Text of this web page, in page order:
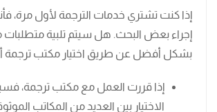
إذا كنت تشتري خدمات الترجمة لأول مرة،
إجراء بعض البحث. هل سيتم تلبية
بشكل أفضل عن طريق اختيار مكتب ترجمة
إذا قررت العمل مع مكتب ترجمة،
الاختيار بين العديد من المكاتب